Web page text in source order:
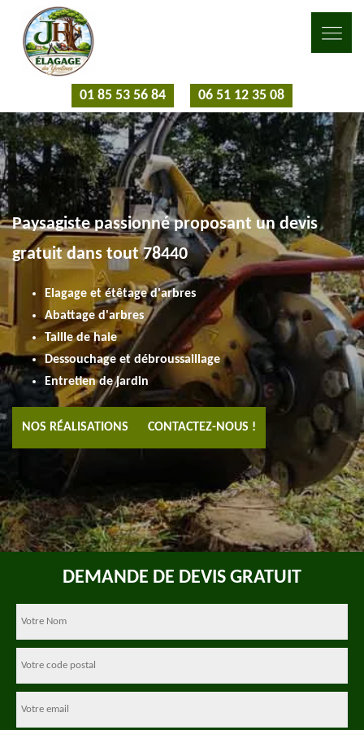
01 85 53 56 84 06 51 12 35 08
Paysagiste passionné proposant un devis
gratuit dans tout 78440
Elagage et étêtage d'arbres
Abattage d'arbres
Taille de haie
Dessouchage et débroussaillage
Entretien de jardin
NOS RÉALISATIONS CONTACTEZ-NOUS !
DEMANDE DE DEVIS GRATUIT